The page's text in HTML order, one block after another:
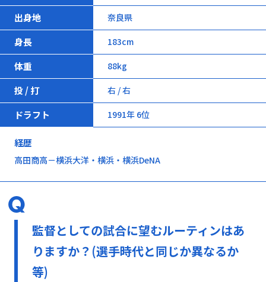
出身地 奈良県
身長 183cm
体重 88kg
投 / 打 右 / 右
ドラフト 1991年 6位
経歴
高田商高－横浜大洋・横浜・横浜DeNA
監督としての試合に望むルーティンはあ
りますか？(選手時代と同じか異なるか
等)